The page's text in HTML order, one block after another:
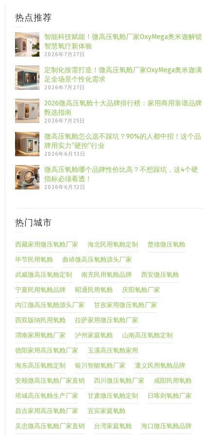
热点推荐
智能科技赋能！微高压氧舱厂家OxyMega奥米迦解锁
智慧氧疗新体验
2026年7月27日
定制化按需打造！微高压氧舱厂家OxyMega奥米迦满
足全场景个性化需求
2026年7月27日
2026微高压氧舱十大品牌排行榜：家用商用靠谱品牌
甄选指南
2026年7月25日
微高压氧舱怎么选不踩坑？90%的人都中招！这个品
牌用实力“硬控”行业
2026年6月13日
微高压氧舱哪个品牌性价比高？不想踩坑，这4个硬
指标必须看透！
2026年6月12日
热门城市
西藏家用微压氧舱厂家 海北民用氧舱定制 楚雄微压氧舱
毕节民用氧舱 曲靖微高压氧舱源头厂家
武威微高压氧舱定制 南充民用氧舱品牌 西安微压氧舱
宁夏民用氧舱品牌 昭通民用氧舱 庆阳氧舱厂家
内江微高压氧舱源头厂家 甘孜家用微压氧舱厂家
西双版纳民用氧舱 拉萨家用微压氧舱厂家
渭南家用氧舱厂家 泸州家庭氧舱 山南高压氧舱定制
德阳家用高压氧舱厂家 玉溪高压氧舱家用
海东高压氧舱定制 银川智能氧舱厂家 遵义民用氧舱品牌
安顺微高压氧舱厂家直销 四川微压氧舱厂家 咸阳民用氧舱
塔城高压氧舱生产厂家 甘肃微压氧舱定制 日喀则氧舱厂家
昌吉家用高压氧舱厂家 宜宾家庭氧舱
吴忠微高压氧舱厂家直销 台湾家庭氧舱 海口微压氧舱品牌